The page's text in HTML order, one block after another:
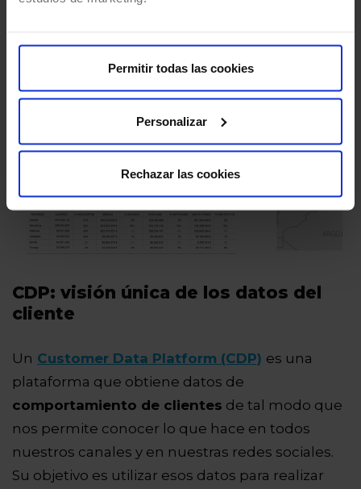
Permitir todas las cookies
Personalizar
Rechazar las cookies
plazos de entrega y los costes logísticos.
CDP: visión única de los datos del
cliente
Un Customer Data Platform (CDP) es una
plataforma que obtiene datos de
comportamiento de clientes de tal modo que
nos permite conocer lo que hace en todos
nuestros canales y en nuestras redes sociales.
Su objetivo es utilizar esos datos para realizar